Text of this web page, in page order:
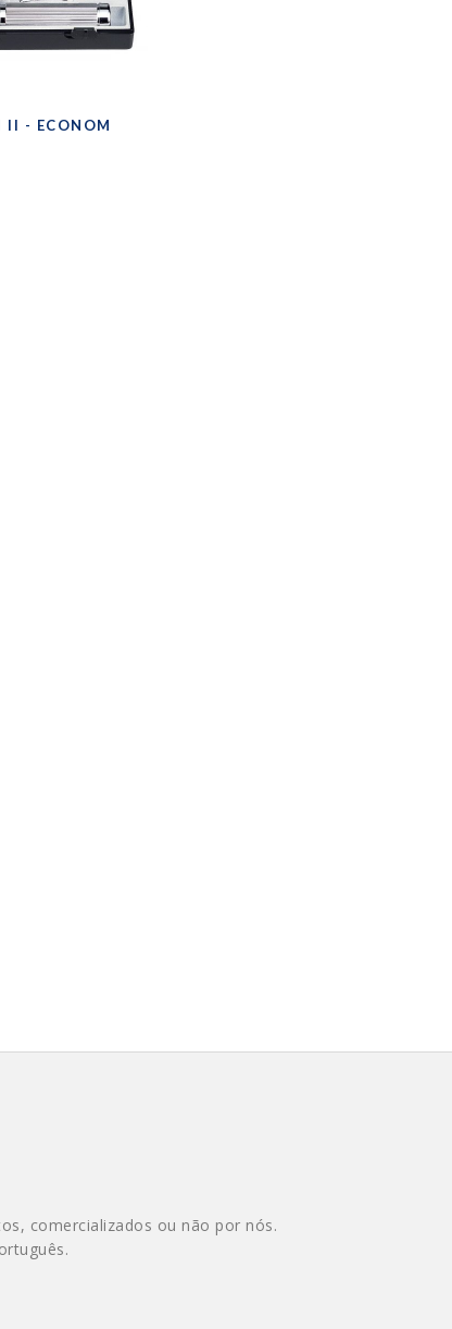
- ECONOM
comercializados ou não por nós.